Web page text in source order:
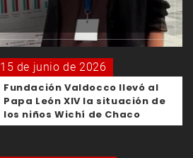
15 de junio de 2026
Fundación Valdocco llevó al
Papa León XIV la situación de
los niños Wichí de Chaco